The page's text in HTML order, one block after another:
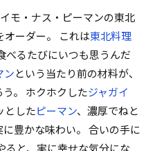
モ・ナス・ピーマンの東北
オーダー。 これは東北料理
べるたびにいつも思うんだ
ンという当たり前の材料が、
。 ホクホクしたジャガイ
としたピーマン、濃厚でねと
豊かな味わい。 合いの手に
ると、実に幸せな気分にな